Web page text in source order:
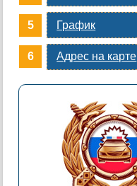
График
Адрес на карте